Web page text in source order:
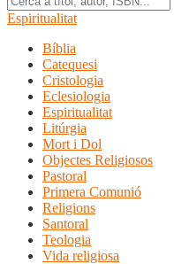
Espiritualitat
Bíblia
Catequesi
Cristologia
Eclesiologia
Espiritualitat
Litúrgia
Mort i Dol
Objectes Religiosos
Pastoral
Primera Comunió
Religions
Santoral
Teologia
Vida religiosa